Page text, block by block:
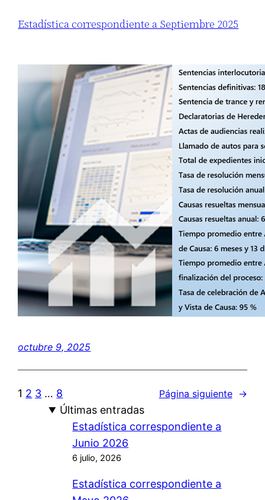
Estadística correspondiente a Septiembre 2025
octubre 9, 2025
1 2 3 … 8 Página siguiente →
Últimas entradas
Estadística correspondiente a
Junio 2026
6 julio, 2026
Estadística correspondiente a